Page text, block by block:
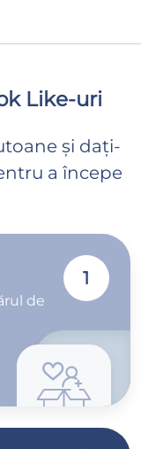
Like-uri
și dați-
a începe
de
1